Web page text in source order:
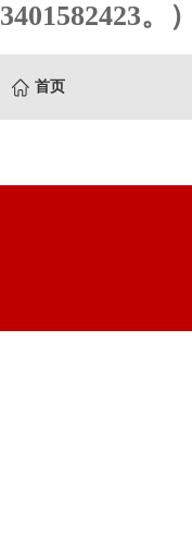
3401582423。）
首页